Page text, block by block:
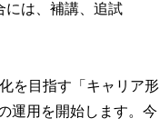
には、補講、追試
を目指す「キャリア形
運用を開始します。今